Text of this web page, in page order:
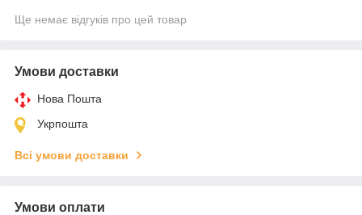
Ще немає відгуків про цей товар
Умови доставки
Нова Пошта
Укрпошта
Всі умови доставки
Умови оплати